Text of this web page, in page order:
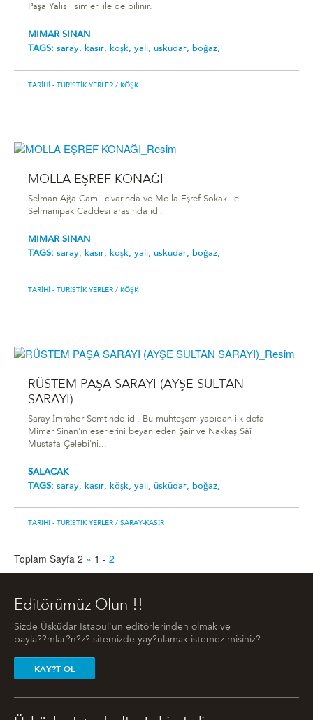
Paşa Yalısı isimleri ile de bilinir.
MIMAR SINAN
TAGS: saray, kasır, köşk, yalı, üsküdar, boğaz,
TARIHI - TURISTIK YERLER / KÖŞK
MOLLA EŞREF KONAĞI
Selman Ağa Camii civarında ve Molla Eşref Sokak ile
Selmanipak Caddesi arasında idi.
MIMAR SINAN
TAGS: saray, kasır, köşk, yalı, üsküdar, boğaz,
TARIHI - TURISTIK YERLER / KÖŞK
RÜSTEM PAŞA SARAYI (AYŞE SULTAN
SARAYI)
Saray İmrahor Semtinde idi. Bu muhteşem yapıdan ilk defa
Mimar Sinan'ın eserlerini beyan eden Şair ve Nakkaş Sâî
Mustafa Çelebi'ni...
SALACAK
TAGS: saray, kasır, köşk, yalı, üsküdar, boğaz,
TARIHI - TURISTIK YERLER / SARAY-KASIR
Toplam Sayfa 2 » 1 - 2
Editörümüz Olun !!
Sizde Üsküdar Istabul'un editörlerinden olmak ve
payla??mlar?n?z? sitemizde yay?nlamak istemez misiniz?
KAY?T OL